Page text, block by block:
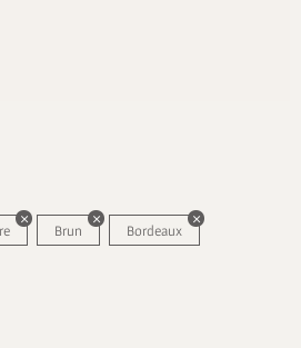
Brun Bordeaux